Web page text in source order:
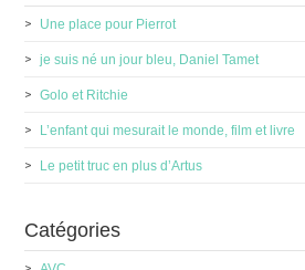
Une place pour Pierrot
je suis né un jour bleu, Daniel Tamet
Golo et Ritchie
L’enfant qui mesurait le monde, film et livre
Le petit truc en plus d’Artus
Catégories